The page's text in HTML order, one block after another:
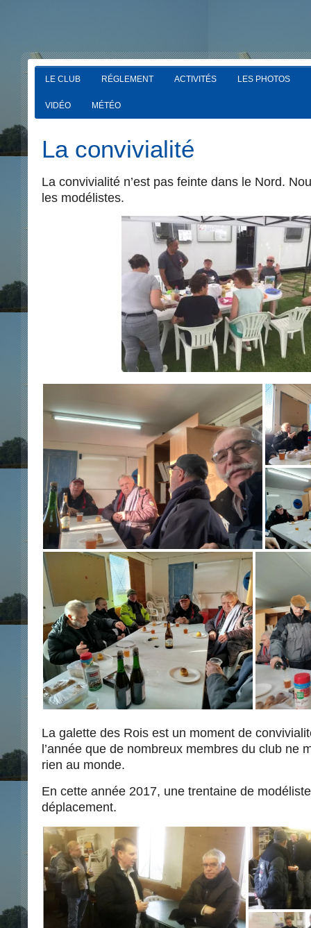
LE CLUB RÉGLEMENT ACTIVITÉS LES PHOTOS
VIDÉO MÉTÉO
La convivialité
La convivialité n’est pas feinte dans le Nord.
les modélistes.
La galette des Rois est un moment de
l’année que de nombreux membres du club ne
rien au monde.
En cette année 2017, une trentaine de
déplacement.